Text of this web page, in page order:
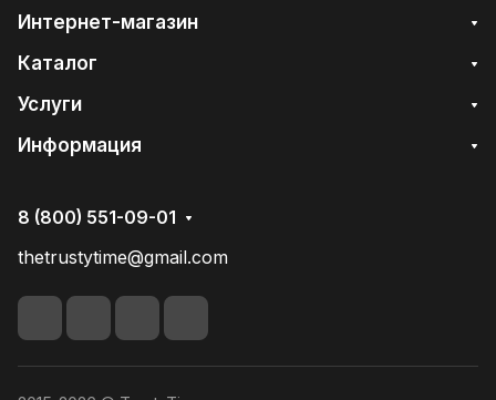
Интернет-магазин
Каталог
Услуги
Информация
8 (800) 551-09-01
thetrustytime@gmail.com